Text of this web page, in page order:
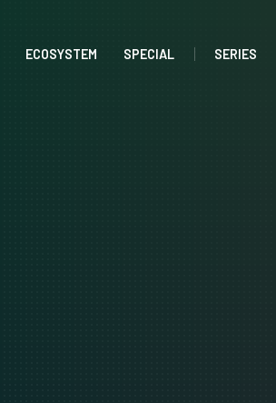
ECOSYSTEM SPECIAL SERIES